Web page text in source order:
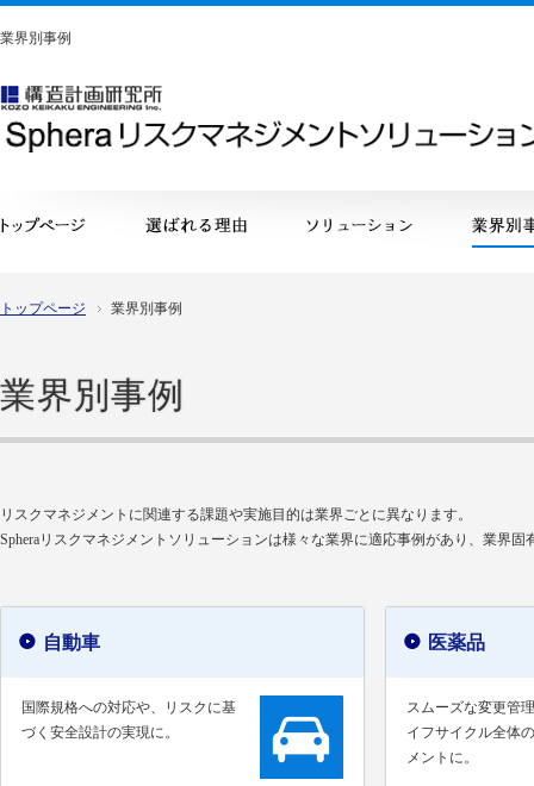
業界別事例
トップページ 業界別事例
業界別事例
リスクマネジメントに関連する課題や実施目的は業界ごとに異なります。
Spheraリスクマネジメントソリューションは様々な業界に適応事例があり、業界
自動車
国際規格への対応や、リスクに基
づく安全設計の実現に。
医薬品
スムーズな変更管
イフサイクル全体
メントに。